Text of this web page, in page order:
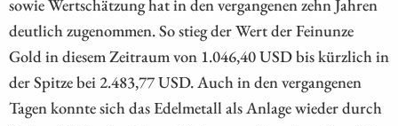
sowie Wertschätzung hat in den vergangenen zehn Jahren
deutlich zugenommen. So stieg der Wert der Feinunze
Gold in diesem Zeitraum von 1.046,40 USD bis kürzlich in
der Spitze bei 2.483,77 USD. Auch in den vergangenen
Tagen konnte sich das Edelmetall als Anlage wieder durch